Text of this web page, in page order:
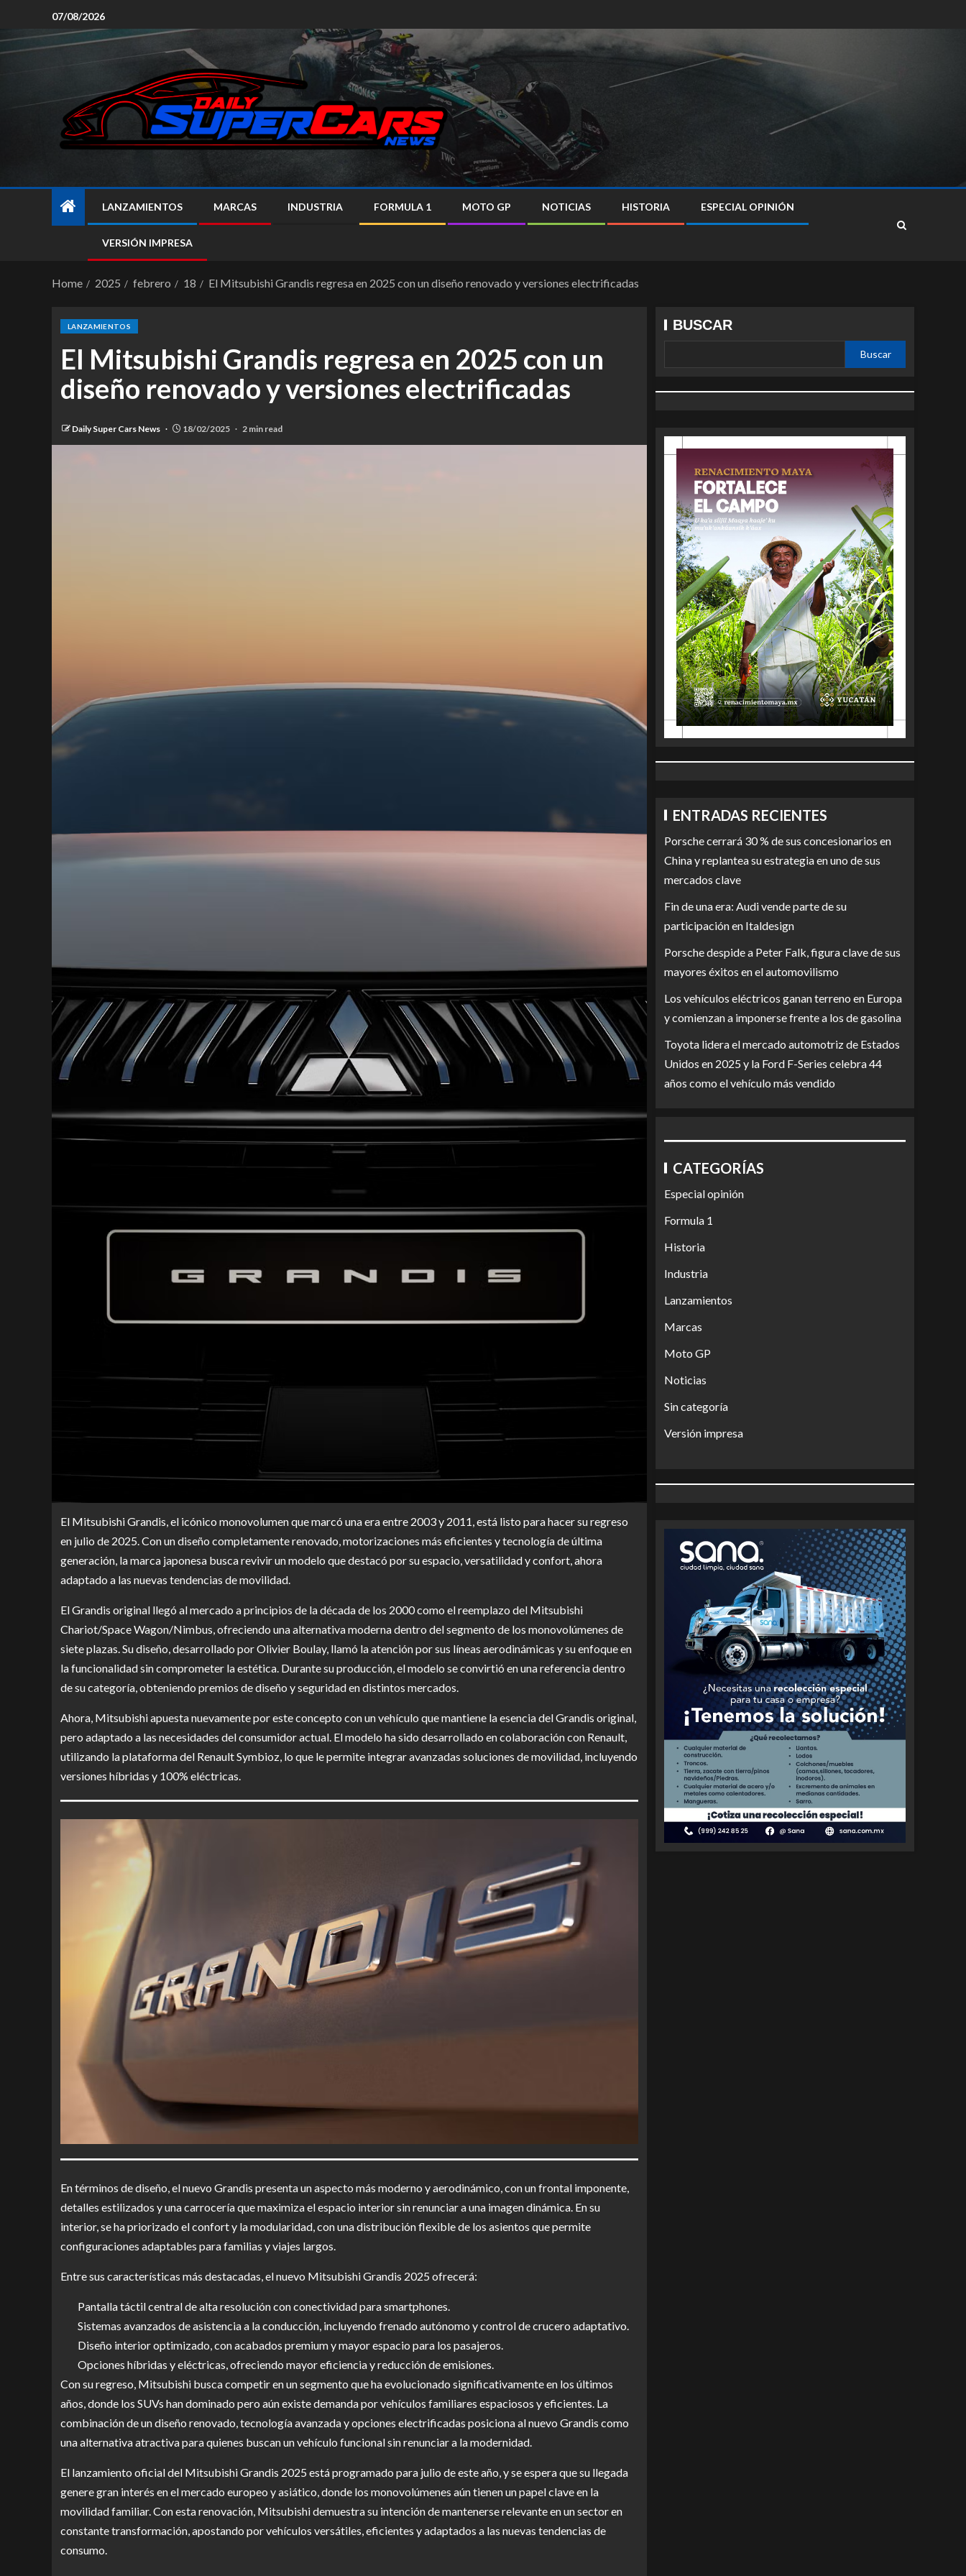
07/08/2026
LANZAMIENTOS MARCAS INDUSTRIA FORMULA 1 MOTO GP NOTICIAS HISTORIA ESPECIAL OPINIÓN
VERSIÓN IMPRESA
Home 2025 febrero 18 El Mitsubishi Grandis regresa en 2025 con un diseño renovado y versiones electrificadas
LANZAMIENTOS
El Mitsubishi Grandis regresa en 2025 con un
diseño renovado y versiones electrificadas
Daily Super Cars News 18/02/2025 2 min read
El Mitsubishi Grandis, el icónico monovolumen que marcó una era entre 2003 y 2011, está listo para hacer su regreso
en julio de 2025. Con un diseño completamente renovado, motorizaciones más eficientes y tecnología de última
generación, la marca japonesa busca revivir un modelo que destacó por su espacio, versatilidad y confort, ahora
adaptado a las nuevas tendencias de movilidad.
El Grandis original llegó al mercado a principios de la década de los 2000 como el reemplazo del Mitsubishi
Chariot/Space Wagon/Nimbus, ofreciendo una alternativa moderna dentro del segmento de los monovolúmenes de
siete plazas. Su diseño, desarrollado por Olivier Boulay, llamó la atención por sus líneas aerodinámicas y su enfoque en
la funcionalidad sin comprometer la estética. Durante su producción, el modelo se convirtió en una referencia dentro
de su categoría, obteniendo premios de diseño y seguridad en distintos mercados.
Ahora, Mitsubishi apuesta nuevamente por este concepto con un vehículo que mantiene la esencia del Grandis original,
pero adaptado a las necesidades del consumidor actual. El modelo ha sido desarrollado en colaboración con Renault,
utilizando la plataforma del Renault Symbioz, lo que le permite integrar avanzadas soluciones de movilidad, incluyendo
versiones híbridas y 100% eléctricas.
En términos de diseño, el nuevo Grandis presenta un aspecto más moderno y aerodinámico, con un frontal imponente,
detalles estilizados y una carrocería que maximiza el espacio interior sin renunciar a una imagen dinámica. En su
interior, se ha priorizado el confort y la modularidad, con una distribución flexible de los asientos que permite
configuraciones adaptables para familias y viajes largos.
Entre sus características más destacadas, el nuevo Mitsubishi Grandis 2025 ofrecerá:
Pantalla táctil central de alta resolución con conectividad para smartphones.
Sistemas avanzados de asistencia a la conducción, incluyendo frenado autónomo y control de crucero adaptativo.
Diseño interior optimizado, con acabados premium y mayor espacio para los pasajeros.
Opciones híbridas y eléctricas, ofreciendo mayor eficiencia y reducción de emisiones.
Con su regreso, Mitsubishi busca competir en un segmento que ha evolucionado significativamente en los últimos
años, donde los SUVs han dominado pero aún existe demanda por vehículos familiares espaciosos y eficientes. La
combinación de un diseño renovado, tecnología avanzada y opciones electrificadas posiciona al nuevo Grandis como
una alternativa atractiva para quienes buscan un vehículo funcional sin renunciar a la modernidad.
El lanzamiento oficial del Mitsubishi Grandis 2025 está programado para julio de este año, y se espera que su llegada
genere gran interés en el mercado europeo y asiático, donde los monovolúmenes aún tienen un papel clave en la
movilidad familiar. Con esta renovación, Mitsubishi demuestra su intención de mantenerse relevante en un sector en
constante transformación, apostando por vehículos versátiles, eficientes y adaptados a las nuevas tendencias de
consumo.
BUSCAR
Buscar
ENTRADAS RECIENTES
Porsche cerrará 30 % de sus concesionarios en
China y replantea su estrategia en uno de sus
mercados clave
Fin de una era: Audi vende parte de su
participación en Italdesign
Porsche despide a Peter Falk, figura clave de sus
mayores éxitos en el automovilismo
Los vehículos eléctricos ganan terreno en Europa
y comienzan a imponerse frente a los de gasolina
Toyota lidera el mercado automotriz de Estados
Unidos en 2025 y la Ford F-Series celebra 44
años como el vehículo más vendido
CATEGORÍAS
Especial opinión
Formula 1
Historia
Industria
Lanzamientos
Marcas
Moto GP
Noticias
Sin categoría
Versión impresa